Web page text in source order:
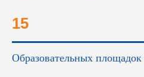
15
Образовательных